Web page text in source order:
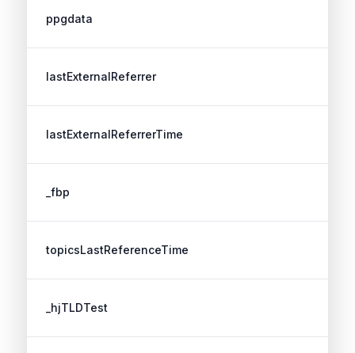
ppgdata
lastExternalReferrer
lastExternalReferrerTime
_fbp
topicsLastReferenceTime
_hjTLDTest